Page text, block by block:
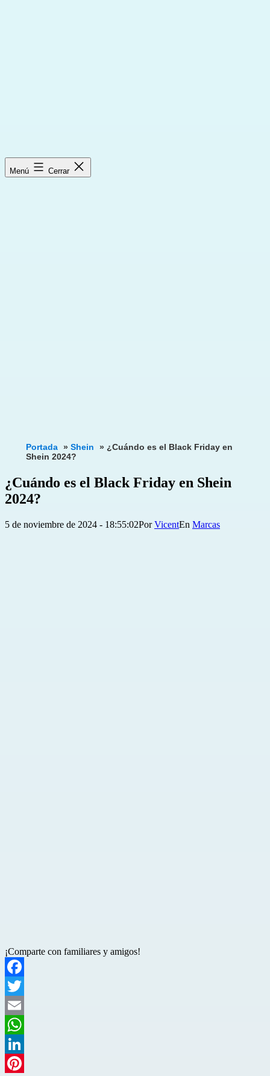
Menú Cerrar
Portada » Shein » ¿Cuándo es el Black Friday en
Shein 2024?
¿Cuándo es el Black Friday en Shein
2024?
Publicada
5 de noviembre de 2024 - 18:55:02PorVicent
Categorizado
Marcas
¡Comparte con familiares y amigos!
Facebook
Twitter
Email
WhatsApp
LinkedIn